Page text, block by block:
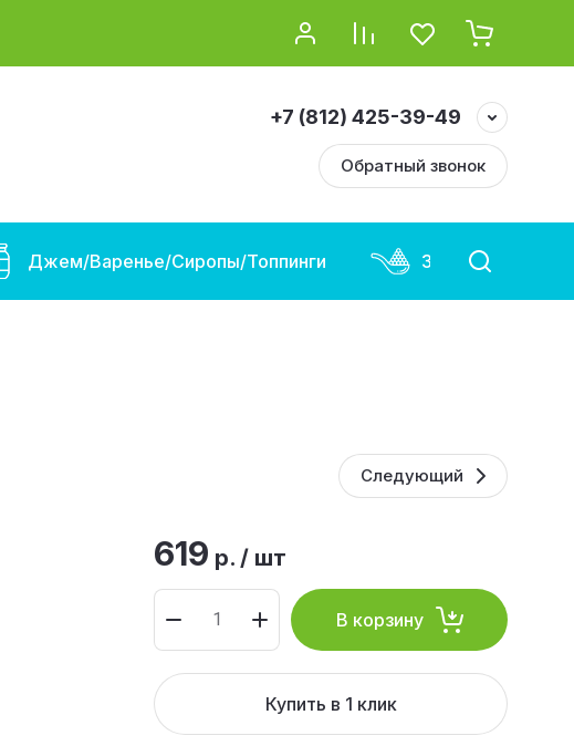
+7 (812) 425-39-49
Обратный звонок
Джем/Варенье/Сиропы/Топпинги Замороженная
Следующий
619 р. / шт
В корзину
Купить в 1 клик